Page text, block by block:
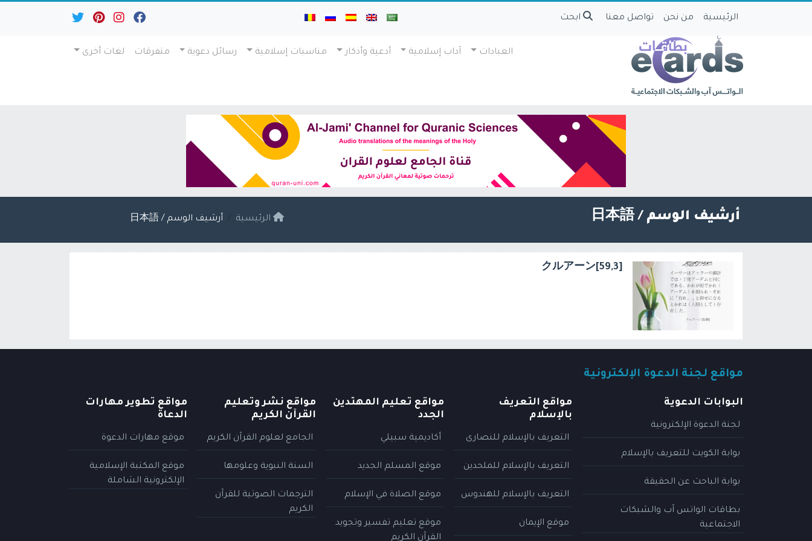
الرئيسية من نحن تواصل معنا ابحث
العبادات آداب إسلامية أدعية وأذكار مناسبات إسلامية رسائل دعوية متفرقات لغات أخرى
أرشيف الوسم /日本語 الرئيسية أرشيف الوسم / 日本語
[59,3]クルアーン
مواقع لجنة الدعوة الإلكترونية
البوابات الدعوية
لجنة الدعوة الإلكترونية
بوابة الكويت للتعريف بالإسلام
بوابة الباحث عن الحقيقة
بطاقات الواتس آب والشبكات
الاجتماعية
مواقع التعريف
بالإسلام
التعريف بالإسلام للنصارى
التعريف بالإسلام للملحدين
التعريف بالإسلام للهندوس
موقع الإيمان
مواقع تعليم المهتدين
الجدد
أكاديمية سبيلي
موقع المسلم الجديد
موقع الصلاة في الإسلام
موقع تعليم تفسير وتجويد
القرآن الكريم
مواقع نشر وتعليم
القرآن الكريم
الجامع لعلوم القرآن الكريم
السنة النبوية وعلومها
الترجمات الصوتية للقرآن
الكريم
مواقع تطوير مهارات
الدعاة
موقع مهارات الدعوة
موقع المكتبة الإسلامية
الإلكترونية الشاملة